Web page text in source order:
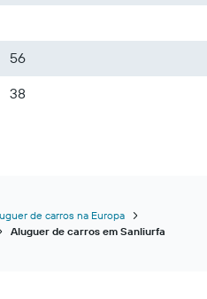
56
38
de carros na Europa
Aluguer de carros em Sanliurfa